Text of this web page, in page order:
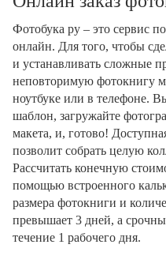
Фотобука ру – это сервис
онлайн. Для того, чтобы
и устанавливать сложные
неповторимую фотокнигу
ноутбуке или в телефоне.
шаблон, загружайте
макета, и, готово!
позволит собрать целую
Рассчитать конечную
помощью встроенного
размера фотокниги и
превышает 3 дней, а
течение 1 рабочего дня.